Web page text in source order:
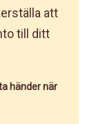
att
till ditt
händer när